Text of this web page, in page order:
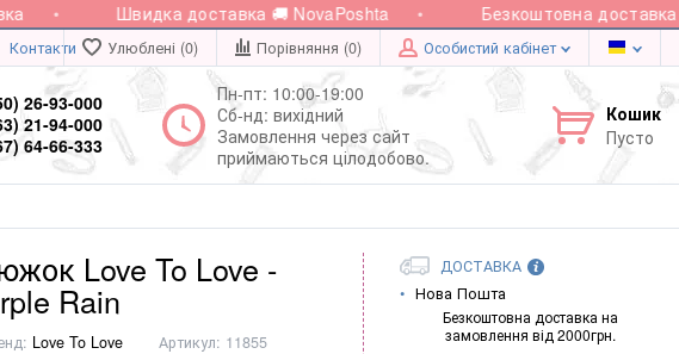
Швидка доставка 🚚 NovaPoshta Безкоштовна доставка
Контакти Улюблені (0) Порівняння (0) Особистий кабінет
26-93-000
21-94-000
64-66-333
Пн-пт: 10:00-19:00
Сб-нд: вихідний
Замовлення через сайт
приймаються цілодобово.
Кошик
Пусто
Love To Love -
Rain
Love To Love Артикул: 11855
ДОСТАВКА
Нова Пошта
Безкоштовна доставка на
замовлення від 2000грн.